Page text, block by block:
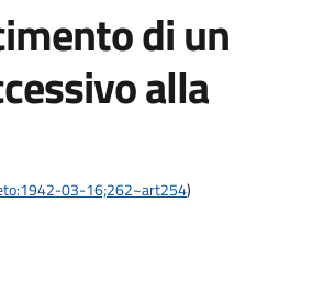
di un
alla
03-16;262~art254)